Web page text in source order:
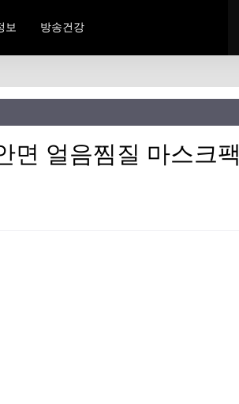
보 방송건강
면 얼음찜질 마스크팩